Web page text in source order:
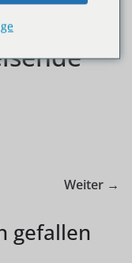
Weiter →
gefallen